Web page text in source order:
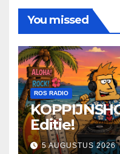
You missed
ROS RADIO
Editie!
5 AUGUSTUS 2026